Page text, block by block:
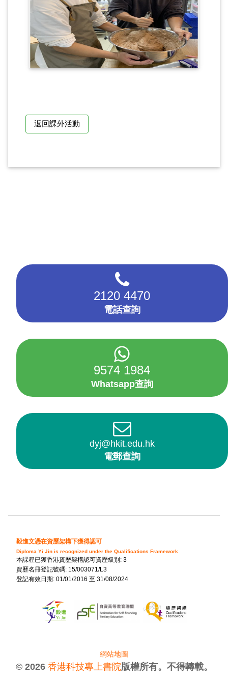
返回課外活動
2120 4470
電話查詢
9574 1984
Whatsapp查詢
dyj@hkit.edu.hk
電郵查詢
毅進文憑在資歷架構下獲得認可
Diploma Yi Jin is recognized under the Qualifications Framework
本課程已獲香港資歷架構認可資歷級別: 3
資歷名冊登記號碼: 15/003071/L3
登記有效日期: 01/01/2016 至 31/08/2024
網站地圖
© 2026 香港科技專上書院版權所有。不得轉載。